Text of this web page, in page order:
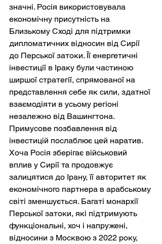
значні. Росія використовувала
економічну присутність на
Близькому Сході для підтримки
дипломатичних відносин від Сирії
до Перської затоки. Її енергетичні
інвестиції в Іраку були частиною
ширшої стратегії, спрямованої на
представлення себе як сили, здатної
взаємодіяти в усьому регіоні
незалежно від Вашингтона.
Примусове позбавлення від
інвестицій послаблює цей наратив.
Хоча Росія зберігає військовий
вплив у Сирії та продовжує
залицятися до Ірану, її авторитет як
економічного партнера в арабському
світі зменшується. Багаті монархії
Перської затоки, які підтримують
функціональні, хоч і напружені,
відносини з Москвою з 2022 року,